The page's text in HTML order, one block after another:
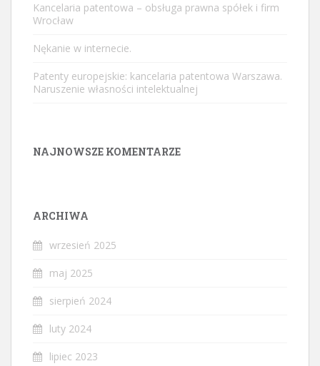
Kancelaria patentowa – obsługa prawna spółek i firm
Wrocław
Nękanie w internecie.
Patenty europejskie: kancelaria patentowa Warszawa.
Naruszenie własności intelektualnej
NAJNOWSZE KOMENTARZE
ARCHIWA
wrzesień 2025
maj 2025
sierpień 2024
luty 2024
lipiec 2023